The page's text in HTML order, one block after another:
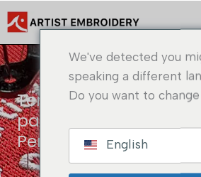
Saltar
para
o
conteúdo
Tendências do
para patches
Perspectivas e
We've detected you
speaking a different
Do you want to
English